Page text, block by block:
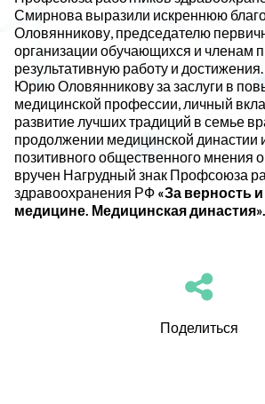
Смирнова выразили искреннюю
Оловянникову, председателю
организации обучающихся и членам
результативную работу и достижения.
Юрию Оловянникову за заслуги в
медицинской профессии, личный
развитие лучших традиций в семье
продолжении медицинской
позитивного общественного мнения
вручен Нагрудный знак Профсоюза
здравоохранения РФ «За верность
медицине. Медицинская династия».
Поделиться